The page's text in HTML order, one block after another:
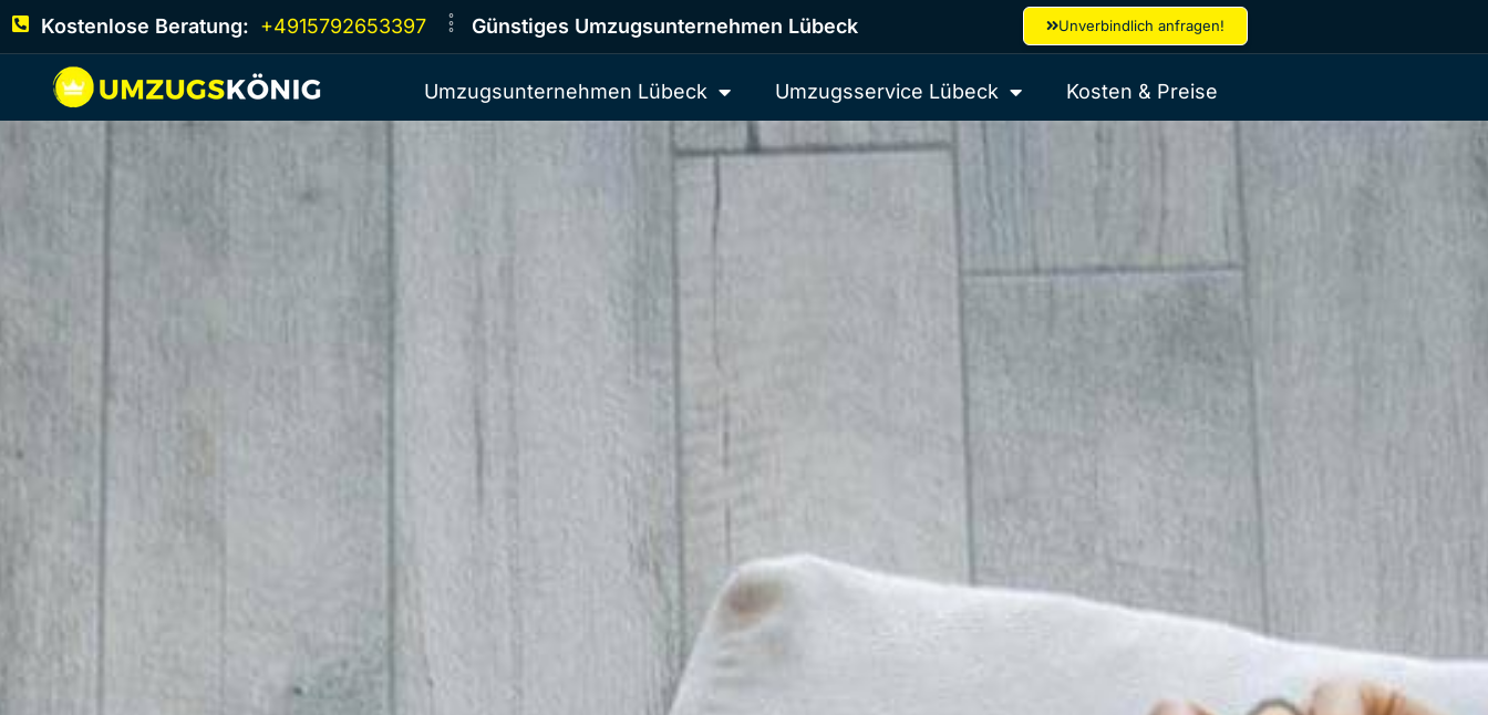
Kostenlose Beratung: +4915792653397 Günstiges Umzugsunternehmen Lübeck Unverbindlich anfragen!
Umzugsunternehmen Lübeck Umzugsservice Lübeck Kosten & Preise